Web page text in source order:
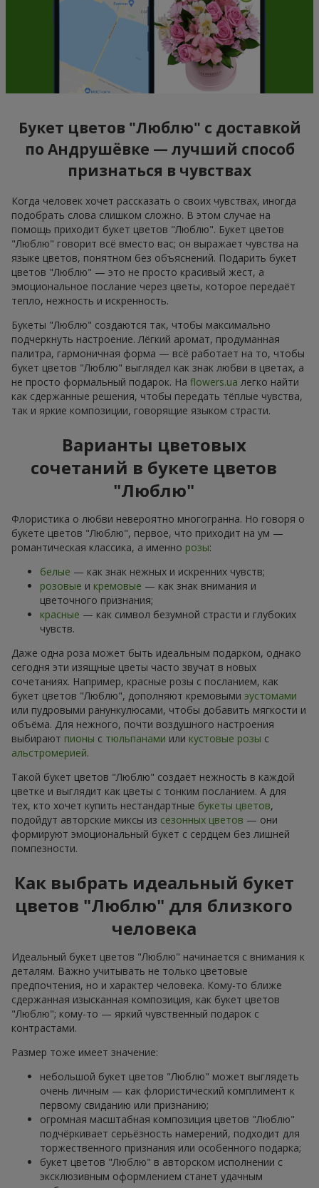
Букет цветов "Люблю" с доставкой
по Андрушёвке — лучший способ
признаться в чувствах
Когда человек хочет рассказать о своих чувствах, иногда
подобрать слова слишком сложно. В этом случае на
помощь приходит букет цветов "Люблю". Букет цветов
"Люблю" говорит всё вместо вас; он выражает чувства на
языке цветов, понятном без объяснений. Подарить букет
цветов "Люблю" — это не просто красивый жест, а
эмоциональное послание через цветы, которое передаёт
тепло, нежность и искренность.
Букеты "Люблю" создаются так, чтобы максимально
подчеркнуть настроение. Лёгкий аромат, продуманная
палитра, гармоничная форма — всё работает на то, чтобы
букет цветов "Люблю" выглядел как знак любви в цветах, а
не просто формальный подарок. На flowers.ua легко найти
как сдержанные решения, чтобы передать тёплые чувства,
так и яркие композиции, говорящие языком страсти.
Варианты цветовых
сочетаний в букете цветов
"Люблю"
Флористика о любви невероятно многогранна. Но говоря о
букете цветов "Люблю", первое, что приходит на ум —
романтическая классика, а именно розы:
белые — как знак нежных и искренних чувств;
розовые и кремовые — как знак внимания и
цветочного признания;
красные — как символ безумной страсти и глубоких
чувств.
Даже одна роза может быть идеальным подарком, однако
сегодня эти изящные цветы часто звучат в новых
сочетаниях. Например, красные розы с посланием, как
букет цветов "Люблю", дополняют кремовыми эустомами
или пудровыми ранункулюсами, чтобы добавить мягкости и
объёма. Для нежного, почти воздушного настроения
выбирают пионы с тюльпанами или кустовые розы с
альстромерией.
Такой букет цветов "Люблю" создаёт нежность в каждой
цветке и выглядит как цветы с тонким посланием. А для
тех, кто хочет купить нестандартные букеты цветов,
подойдут авторские миксы из сезонных цветов — они
формируют эмоциональный букет с сердцем без лишней
помпезности.
Как выбрать идеальный букет
цветов "Люблю" для близкого
человека
Идеальный букет цветов "Люблю" начинается с внимания к
деталям. Важно учитывать не только цветовые
предпочтения, но и характер человека. Кому-то ближе
сдержанная изысканная композиция, как букет цветов
"Люблю"; кому-то — яркий чувственный подарок с
контрастами.
Размер тоже имеет значение:
небольшой букет цветов "Люблю" может выглядеть
очень личным — как флористический комплимент к
первому свиданию или признанию;
огромная масштабная композиция цветов "Люблю"
подчёркивает серьёзность намерений, подходит для
торжественного признания или особенного подарка;
букет цветов "Люблю" в авторском исполнении с
эксклюзивным оформлением станет удачным